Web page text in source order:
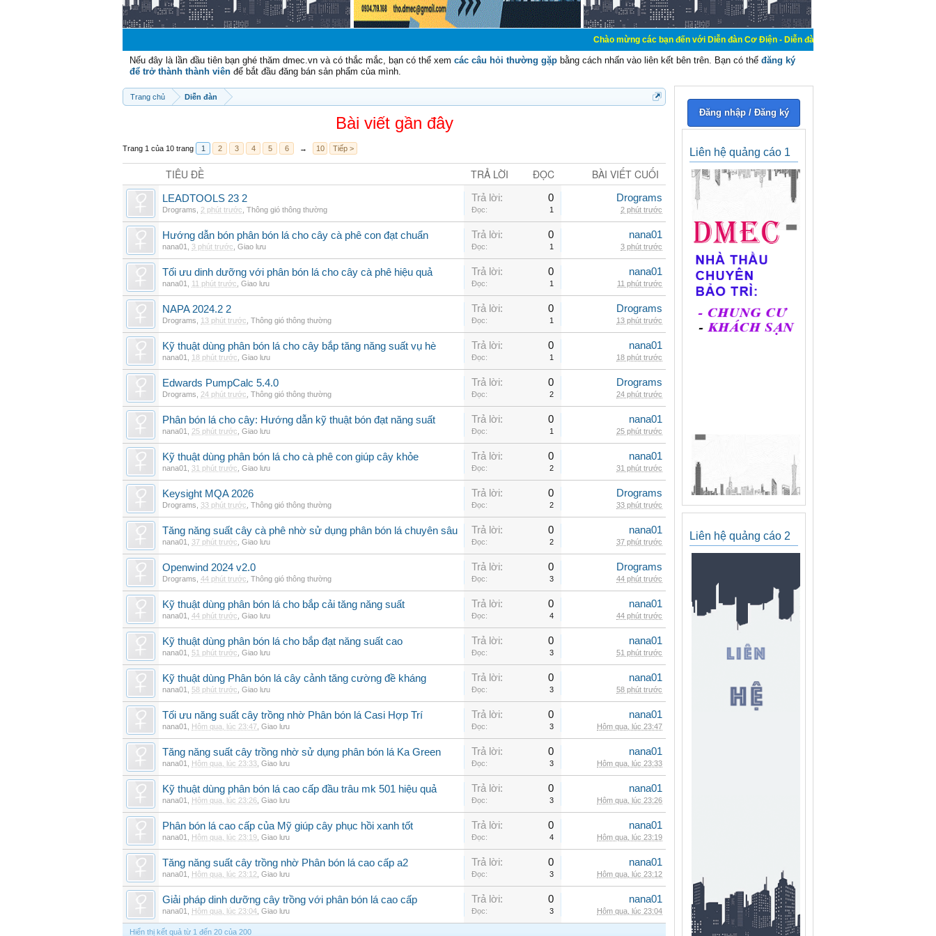
Chào mừng các bạn đến với Diễn đàn Cơ Điện - Diễn đàn Cơ điện là nơi chia sẽ kiến thức kinh
Nếu đây là lần đầu tiên bạn ghé thăm dmec.vn và có thắc mắc, bạn có thể xem các câu hỏi thường gặp bằng cách nhấn vào liên kết bên trên. Bạn có thể đăng ký
để trở thành thành viên để bắt đầu đăng bán sản phẩm của mình.
Trang chủ Diễn đàn
Bài viết gần đây
Trang 1 của 10 trang 1 2 3 4 5 6 → 10 Tiếp >
TIÊU ĐỀ TRẢ LỜI ĐỌC BÀI VIẾT CUỐI
LEADTOOLS 23 2
Drograms 2 phút trước Thông gió thông thường
Trả lời: 0
Đọc: 1
Drograms
2 phút trước
Hướng dẫn bón phân bón lá cho cây cà phê con đạt chuẩn
nana01 3 phút trước Giao lưu
Trả lời: 0
Đọc: 1
nana01
3 phút trước
Tối ưu dinh dưỡng với phân bón lá cho cây cà phê hiệu quả
nana01 11 phút trước Giao lưu
Trả lời: 0
Đọc: 1
nana01
11 phút trước
NAPA 2024.2 2
Drograms 13 phút trước Thông gió thông thường
Trả lời: 0
Đọc: 1
Drograms
13 phút trước
Kỹ thuật dùng phân bón lá cho cây bắp tăng năng suất vụ hè
nana01 18 phút trước Giao lưu
Trả lời: 0
Đọc: 1
nana01
18 phút trước
Edwards PumpCalc 5.4.0
Drograms 24 phút trước Thông gió thông thường
Trả lời: 0
Đọc: 2
Drograms
24 phút trước
Phân bón lá cho cây: Hướng dẫn kỹ thuật bón đạt năng suất
nana01 25 phút trước Giao lưu
Trả lời: 0
Đọc: 1
nana01
25 phút trước
Kỹ thuật dùng phân bón lá cho cà phê con giúp cây khỏe
nana01 31 phút trước Giao lưu
Trả lời: 0
Đọc: 2
nana01
31 phút trước
Keysight MQA 2026
Drograms 33 phút trước Thông gió thông thường
Trả lời: 0
Đọc: 2
Drograms
33 phút trước
Tăng năng suất cây cà phê nhờ sử dụng phân bón lá chuyên sâu
nana01 37 phút trước Giao lưu
Trả lời: 0
Đọc: 2
nana01
37 phút trước
Openwind 2024 v2.0
Drograms 44 phút trước Thông gió thông thường
Trả lời: 0
Đọc: 3
Drograms
44 phút trước
Kỹ thuật dùng phân bón lá cho bắp cải tăng năng suất
nana01 44 phút trước Giao lưu
Trả lời: 0
Đọc: 4
nana01
44 phút trước
Kỹ thuật dùng phân bón lá cho bắp đạt năng suất cao
nana01 51 phút trước Giao lưu
Trả lời: 0
Đọc: 3
nana01
51 phút trước
Kỹ thuật dùng Phân bón lá cây cảnh tăng cường đề kháng
nana01 58 phút trước Giao lưu
Trả lời: 0
Đọc: 3
nana01
58 phút trước
Tối ưu năng suất cây trồng nhờ Phân bón lá Casi Hợp Trí
nana01 Hôm qua, lúc 23:47 Giao lưu
Trả lời: 0
Đọc: 3
nana01
Hôm qua, lúc 23:47
Tăng năng suất cây trồng nhờ sử dụng phân bón lá Ka Green
nana01 Hôm qua, lúc 23:33 Giao lưu
Trả lời: 0
Đọc: 3
nana01
Hôm qua, lúc 23:33
Kỹ thuật dùng phân bón lá cao cấp đầu trâu mk 501 hiệu quả
nana01 Hôm qua, lúc 23:26 Giao lưu
Trả lời: 0
Đọc: 3
nana01
Hôm qua, lúc 23:26
Phân bón lá cao cấp của Mỹ giúp cây phục hồi xanh tốt
nana01 Hôm qua, lúc 23:19 Giao lưu
Trả lời: 0
Đọc: 4
nana01
Hôm qua, lúc 23:19
Tăng năng suất cây trồng nhờ Phân bón lá cao cấp a2
nana01 Hôm qua, lúc 23:12 Giao lưu
Trả lời: 0
Đọc: 3
nana01
Hôm qua, lúc 23:12
Giải pháp dinh dưỡng cây trồng với phân bón lá cao cấp
nana01 Hôm qua, lúc 23:04 Giao lưu
Trả lời: 0
Đọc: 3
nana01
Hôm qua, lúc 23:04
Hiển thị kết quả từ 1 đến 20 của 200
Đăng nhập / Đăng ký
Liên hệ quảng cáo 1
Liên hệ quảng cáo 2